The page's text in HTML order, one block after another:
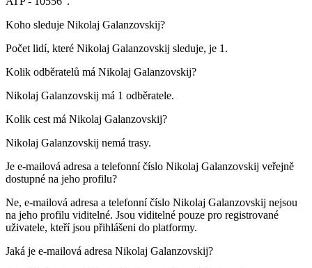
Koho sleduje Nikolaj Galanzovskij?
Počet lidí, které Nikolaj Galanzovskij sleduje, je 1 .
Kolik odběratelů má Nikolaj Galanzovskij?
Nikolaj Galanzovskij má 1 odběratele.
Kolik cest má Nikolaj Galanzovskij?
Nikolaj Galanzovskij nemá trasy.
Je e-mailová adresa a telefonní číslo Nikolaj Galanzovskij veřejně
dostupné na jeho profilu?
Ne, e-mailová adresa a telefonní číslo Nikolaj Galanzovskij nejsou
na jeho profilu viditelné. Jsou viditelné pouze pro registrované
uživatele, kteří jsou přihlášeni do platformy.
Jaká je e-mailová adresa Nikolaj Galanzovskij?